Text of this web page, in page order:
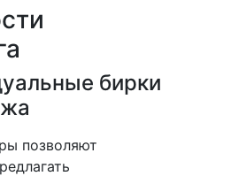
бирки
позволяют